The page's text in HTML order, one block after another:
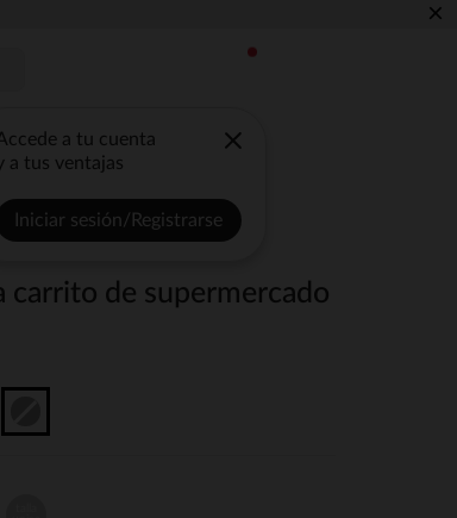
×
a tu cuenta
a tus ventajas
Iniciar sesión/Registrarse
carrito de supermercado